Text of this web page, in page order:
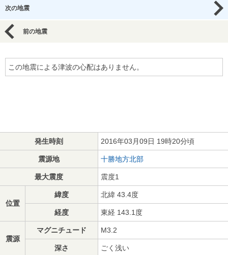
次の地震
前の地震
この地震による津波の心配はありません。
発生時刻 2016年03月09日 19時20分頃
震源地 十勝地方北部
最大震度 震度1
位置
緯度 北緯 43.4度
経度 東経 143.1度
震源
マグニチュード M3.2
深さ ごく浅い